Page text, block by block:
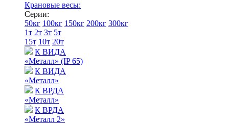
Крановые весы:
Серии:
50кг 100кг 150кг 200кг 300кг
1т 2т 3т 5т
15т 10т 20т
К ВИДА
«Металл» (IP 65)
К ВИДА
«Металл»
К ВРДА
«Металл»
К ВРДА
«Металл 2»